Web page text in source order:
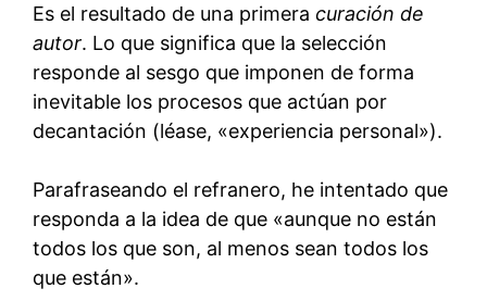
Es el resultado de una primera curación de
autor. Lo que significa que la selección
responde al sesgo que imponen de forma
inevitable los procesos que actúan por
decantación (léase, «experiencia personal»).
Parafraseando el refranero, he intentado que
responda a la idea de que «aunque no están
todos los que son, al menos sean todos los
que están».